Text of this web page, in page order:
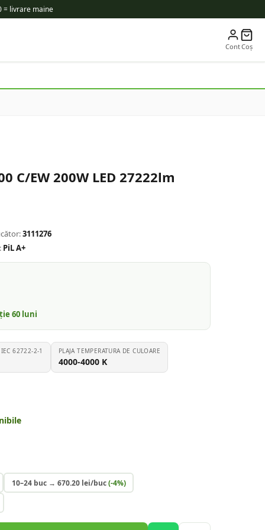
= livrare maine
ContCoș
C/EW 200W LED 27222lm
3111276
PiL A+
60 luni
62722-2-1 PLAJA TEMPERATURA DE CULOARE
4000-4000K
10–24 buc→ 670.20lei/buc(-4%)